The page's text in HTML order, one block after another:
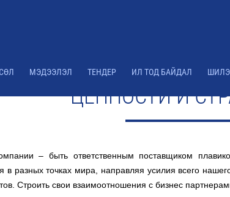
МЭДЭЭЛЭЛ ТЕНДЕР ИЛ ТОД БАЙДАЛ
ЦЕННОСТИ И
– быть ответственным поставщиком
в разных точках мира, направляя усилия всего
Строить свои взаимоотношения с бизнес